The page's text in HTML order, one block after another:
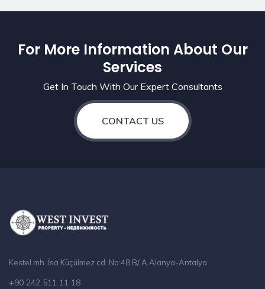
For More Information About Our
Services
Get In Touch With Our Expert Consultants
CONTACT US
Kestel mh. İsa Küçülmez cd. No:48 B/ A Alanya-Antalya
+90 242 511 11 18